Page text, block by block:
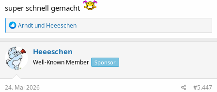
super schnell gemacht
R
e
a
t
i
o
n
e
Arndt und Heeeschen
Heeeschen
Well-Known Member Sponsor
24. Mai 2026 #5.447